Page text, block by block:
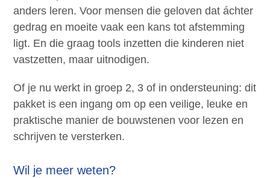
anders leren. Voor mensen die geloven dat áchter
gedrag en moeite vaak een kans tot afstemming
ligt. En die graag tools inzetten die kinderen niet
vastzetten, maar uitnodigen.
Of je nu werkt in groep 2, 3 of in ondersteuning: dit
pakket is een ingang om op een veilige, leuke en
praktische manier de bouwstenen voor lezen en
schrijven te versterken.
Wil je meer weten?